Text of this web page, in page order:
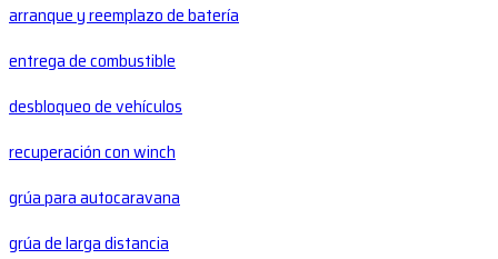
arranque y reemplazo de batería
entrega de combustible
desbloqueo de vehículos
recuperación con winch
grúa para autocaravana
grúa de larga distancia